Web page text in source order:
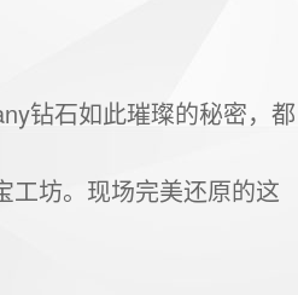
钻石如此璀璨的秘密，都
工坊。现场完美还原的这